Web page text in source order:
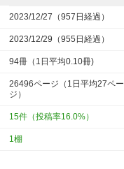
2023/12/27（957日経過）
2023/12/29（955日経過）
94冊（1日平均0.10冊)
26496ページ（1日平均27ペー
ジ）
15件（投稿率16.0%）
1棚